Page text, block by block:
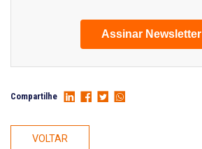
Assinar Newsletter
Compartilhe
VOLTAR